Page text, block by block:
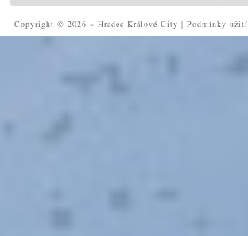
Copyright © 2026 ~ Hradec Králové City | Podmínky užití